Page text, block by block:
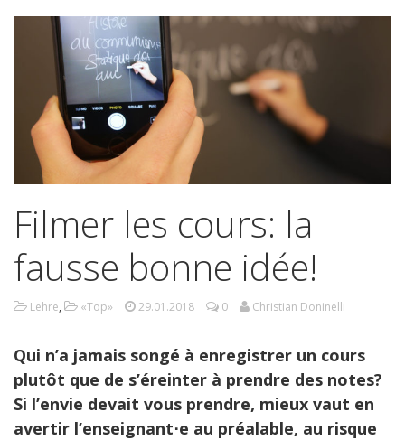
Filmer les cours: la
fausse bonne idée!
Lehre, «Top» 29.01.2018 0 Christian Doninelli
Qui n’a jamais songé à enregistrer un cours
plutôt que de s’éreinter à prendre des notes?
Si l’envie devait vous prendre, mieux vaut en
avertir l’enseignant⋅e au préalable, au risque